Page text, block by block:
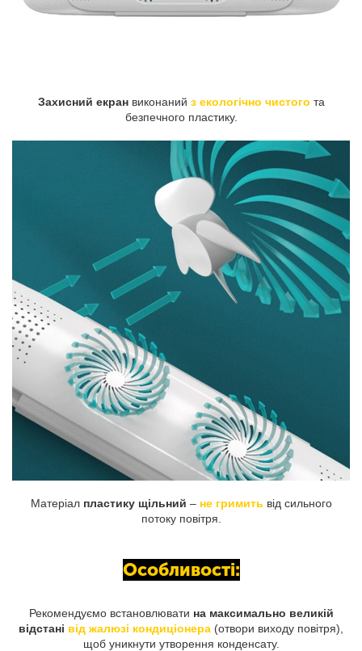
Захисний екранвиконаний з екологічно чистого та
безпечного пластику.
Матеріал пластику щільний – не гримить від сильного
потоку повітря.
Особливості:
Рекомендуємо встановлювати на максимально великій
відстані від жалюзі кондиціонера (отвори виходу повітря),
щоб уникнути утворення конденсату.